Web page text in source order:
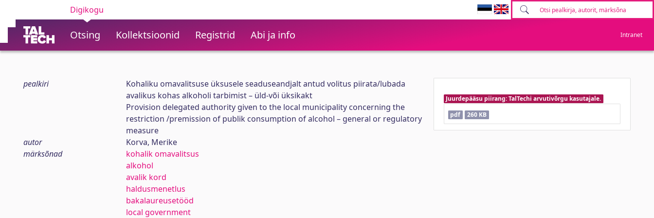
Digikogu
Otsing Kollektsioonid Registrid Abi ja info Intranet
pealkiri
Kohaliku omavalitsuse üksusele seaduseandjalt antud volitus piirata/lubada
avalikus kohas alkoholi tarbimist – üld-või üksikakt
Provision delegated authority given to the local municipality concerning the
restriction /premission of publik consumption of alcohol – general or regulatory
measure
autor
Korva, Merike
märksõnad
kohalik omavalitsus
alkohol
avalik kord
haldusmenetlus
bakalaureusetööd
local government
Juurdepääsu piirang: TalTechi arvutivõrgu kasutajale.
pdf
260 KB